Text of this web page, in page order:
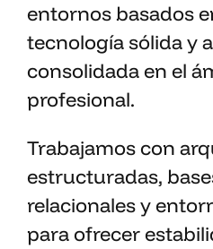
entornos basados
tecnología sólida y
consolidada en el
profesional.
Trabajamos con
estructuradas,
relacionales y
para ofrecer